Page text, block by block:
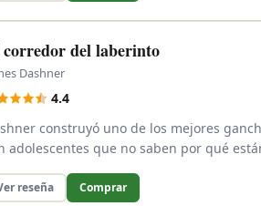
del laberinto
Dashner
4.4
construyó uno de los mejores
adolescentes que no saben por qué
reseña Comprar